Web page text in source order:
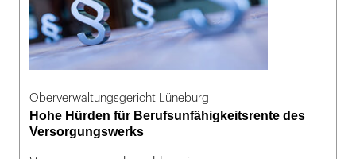
Oberverwaltungsgericht Lüneburg
Hohe Hürden für Berufsunfähigkeitsrente des
Versorgungswerks